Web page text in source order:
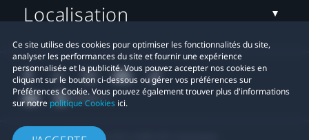
Ce site utilise des cookies pour optimiser les fonctionnalités du site,
analyser les performances du site et fournir une expérience
personnalisée et la publicité. Vous pouvez accepter nos cookies en
cliquant sur le bouton ci-dessous ou gérer vos préférences sur
Préférences Cookie. Vous pouvez également trouver plus d'informations
sur notre politique Cookies ici.
Localisation
© 2011-2026 HTC Corporation